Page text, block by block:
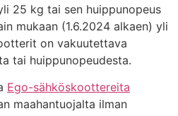
25 kg tai sen huippunopeus
mukaan (1.6.2024 alkaen) yli
on vakuutettava
tai huippunopeudesta.
Ego-sähköskoottereita
maahantuojalta ilman